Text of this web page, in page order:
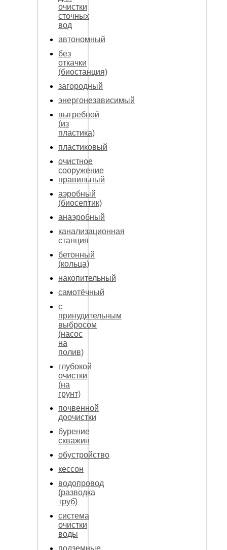
очистки
сточных
вод
автономный
без
откачки
(биостанция)
загородный
энергонезависимый
выгребной
(из
пластика)
пластиковый
очистное
сооружение
правильный
аэробный
(биосептик)
анаэробный
канализационная
станция
бетонный
(кольца)
накопительный
самотёчный
с
принудительным
выбросом
(насос
на
полив)
глубокой
очистки
(на
грунт)
почвенной
доочистки
бурение
скважин
обустройство
кессон
водопровод
(разводка
труб)
система
очистки
воды